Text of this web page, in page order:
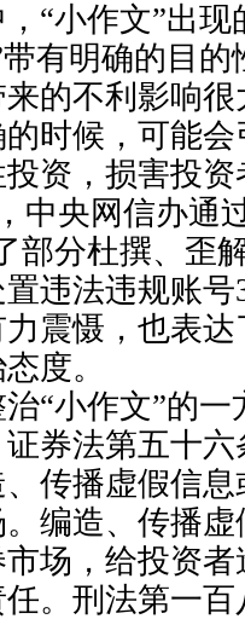
小作文”出现
有明确的目
的不利影响
时候，可能
资，损害投资
央网信办通
部分杜撰、歪
违法违规账号
震慑，也表
度。
小作文”的一
券法第五十
传播虚假信
编造、传播
场，给投资
。刑法第一